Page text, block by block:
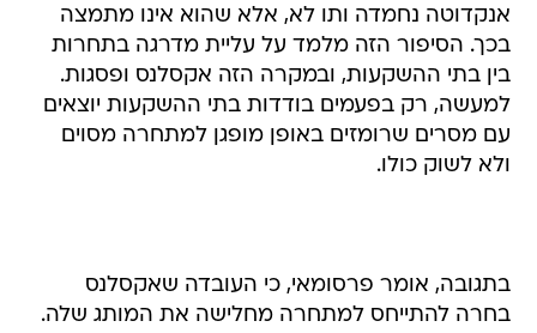
אנקדוטה נחמדה ותו לא, אלא שהוא אינו מתמצה
בכך. הסיפור הזה מלמד על עליית מדרגה בתחרות
בין בתי ההשקעות, ובמקרה הזה אקסלנס ופסגות.
למעשה, רק בפעמים בודדות בתי ההשקעות יוצאים
עם מסרים שרומזים באופן מופגן למתחרה מסוים
ולא לשוק כולו.
בתגובה, אומר פרסומאי, כי העובדה שאקסלנס
בחרה להתייחס למתחרה מחלישה את המותג שלה.